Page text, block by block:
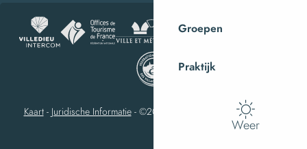
Groepen
Praktijk
Weer
Kaart- Juridische Informatie- ©2023 Villedieu-les-Poêles Intercom